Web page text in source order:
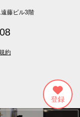
藤ビル3階
約
Reserved.